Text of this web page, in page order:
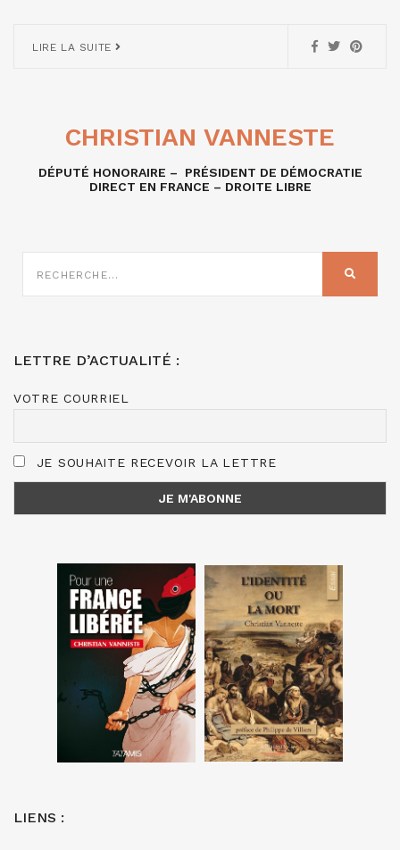
LIRE LA SUITE
CHRISTIAN VANNESTE
DÉPUTÉ HONORAIRE – PRÉSIDENT DE DÉMOCRATIE
DIRECT EN FRANCE – DROITE LIBRE
SUR
LETTRE D’ACTUALITÉ :
VOTRE COURRIEL
JE SOUHAITE RECEVOIR LA LETTRE
LIENS :